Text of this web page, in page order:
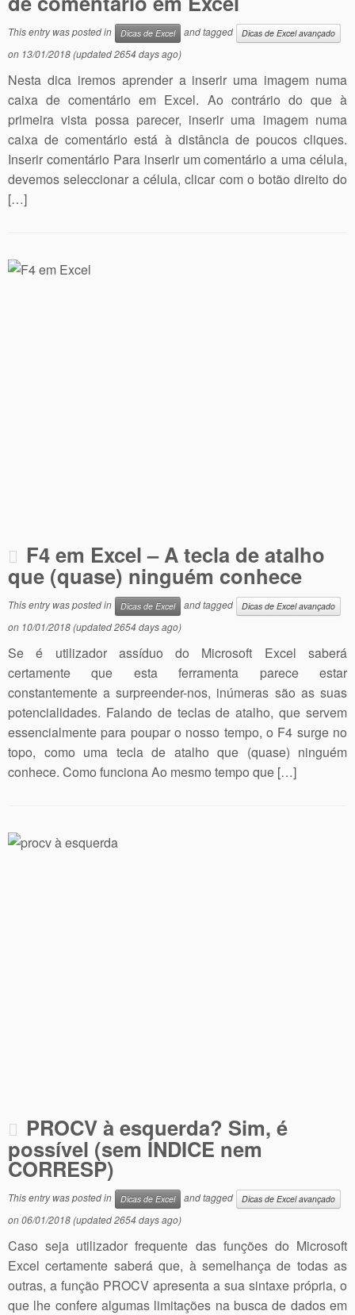
This entry was posted in Dicas de Excel and tagged Dicas de Excel avançado
on 13/01/2018(updated 2654 days ago)
Nesta dica iremos aprender a inserir uma imagem numa
caixa de comentário em Excel. Ao contrário do que à
primeira vista possa parecer, inserir uma imagem numa
caixa de comentário está à distância de poucos cliques.
Inserir comentário Para inserir um comentário a uma célula,
devemos seleccionar a célula, clicar com o botão direito do
[…]
F4 em Excel – A tecla de atalho
que (quase) ninguém conhece
This entry was posted in Dicas de Excel and tagged Dicas de Excel avançado
on 10/01/2018(updated 2654 days ago)
Se é utilizador assíduo do Microsoft Excel saberá
certamente que esta ferramenta parece estar
constantemente a surpreender-nos, inúmeras são as suas
potencialidades. Falando de teclas de atalho, que servem
essencialmente para poupar o nosso tempo, o F4 surge no
topo, como uma tecla de atalho que (quase) ninguém
conhece. Como funciona Ao mesmo tempo que […]
PROCV à esquerda? Sim, é
possível (sem ÍNDICE nem
CORRESP)
This entry was posted in Dicas de Excel and tagged Dicas de Excel avançado
on06/01/2018(updated 2654 days ago)
Caso seja utilizador frequente das funções do Microsoft
Excel certamente saberá que, à semelhança de todas as
outras, a função PROCV apresenta a sua sintaxe própria, o
que lhe confere algumas limitações na busca de dados em